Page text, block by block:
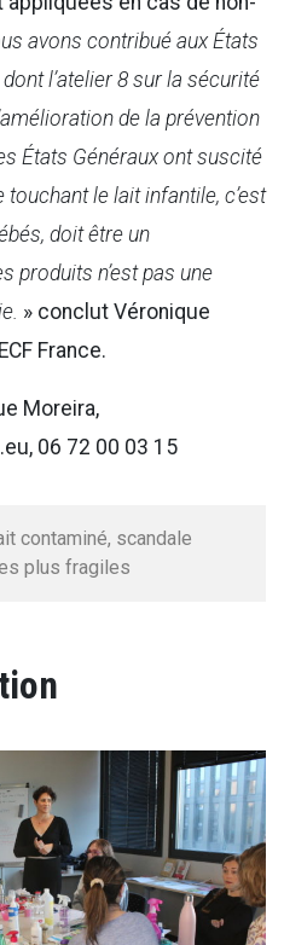
avons contribué aux États
l’atelier 8 sur la sécurité
de la prévention
États Généraux ont suscité
le lait infantile, c’est
doit être un
produits n’est pas une
» conclut Véronique
France.
Moreira,
06 72 00 03 15
contaminé, scandale
plus fragiles